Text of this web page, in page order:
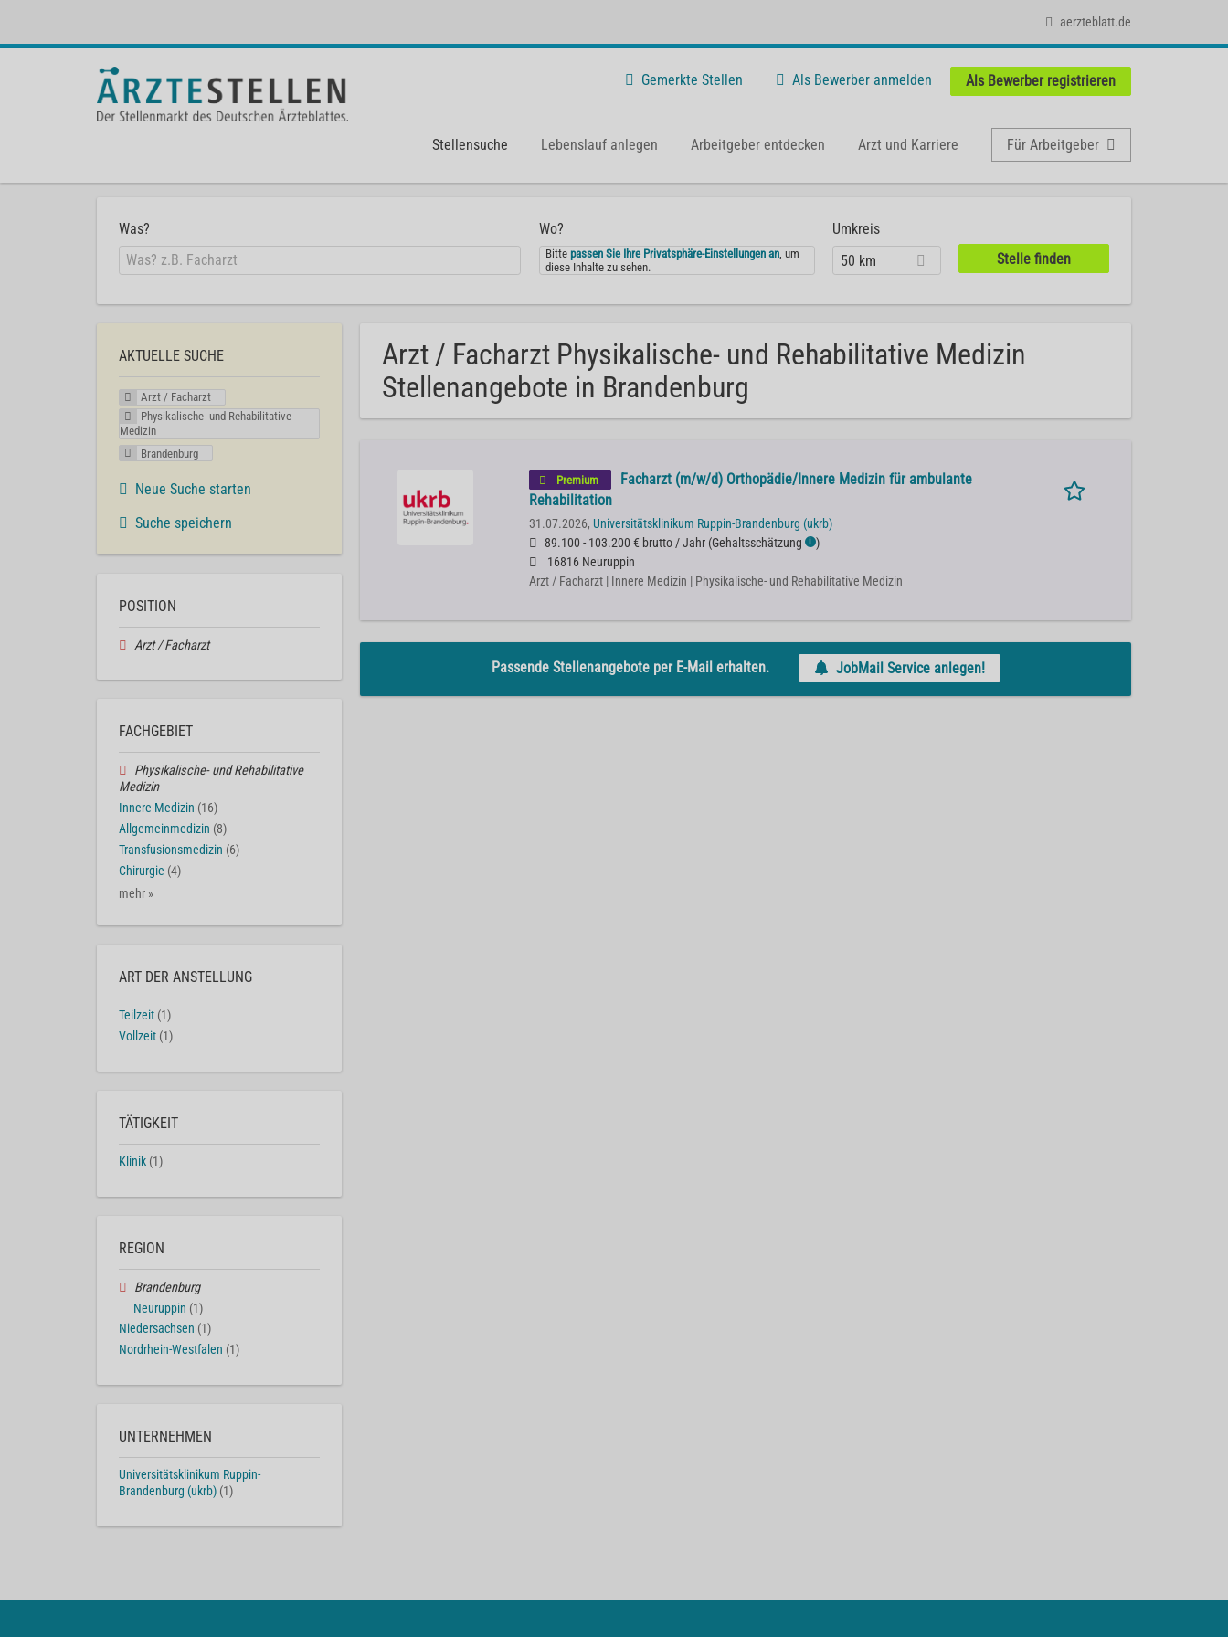
aerzteblatt.de
Gemerkte Stellen Als Bewerber anmelden Als Bewerber registrieren
Stellensuche Lebenslauf anlegen Arbeitgeber entdecken Arzt und Karriere Für Arbeitgeber
Was? Wo?
Bittepassen Sie Ihre Privatsphäre-Einstellungen an, um
diese Inhalte zu sehen.
Umkreis
50 km
Arzt / Facharzt Physikalische- und Rehabilitative Medizin
Stellenangebote in Brandenburg
Premium
Facharzt (m/w/d) Orthopädie/Innere Medizin für ambulante
Rehabilitation
31.07.2026, Universitätsklinikum Ruppin-Brandenburg (ukrb)
89.100 - 103.200 € brutto / Jahr (Gehaltsschätzung ℹ )
16816 Neuruppin
Arzt / Facharzt | Innere Medizin | Physikalische- und Rehabilitative Medizin
Passende Stellenangebote per E-Mail erhalten. JobMail Service anlegen!
AKTUELLE SUCHE
Arzt / Facharzt
Physikalische- und Rehabilitative
Medizin
Brandenburg
Neue Suche starten
Suche speichern
POSITION
Arzt / Facharzt
FACHGEBIET
Physikalische- und Rehabilitative
Medizin
Innere Medizin (16)
Allgemeinmedizin (8)
Transfusionsmedizin (6)
Chirurgie (4)
mehr »
ART DER ANSTELLUNG
Teilzeit (1)
Vollzeit (1)
TÄTIGKEIT
Klinik (1)
REGION
Brandenburg
Neuruppin (1)
Niedersachsen (1)
Nordrhein-Westfalen (1)
UNTERNEHMEN
Universitätsklinikum Ruppin-
Brandenburg (ukrb) (1)